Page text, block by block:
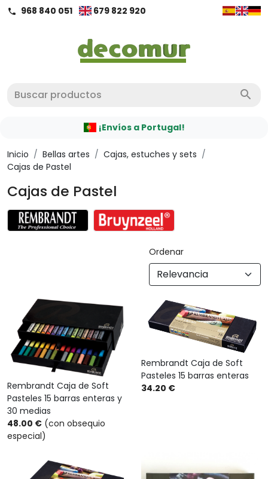
call 968 840 051 679 822 920
search
¡Envíos a Portugal!
Inicio / Bellas artes / Cajas, estuches y sets /
Cajas de Pastel
Cajas de Pastel
Ordenar
Rembrandt Caja de Soft
Pasteles 15 barras enteras y
30 medias
48.00 € (con obsequio
especial)
Rembrandt Caja de Soft
Pasteles 15 barras enteras
34.20 €